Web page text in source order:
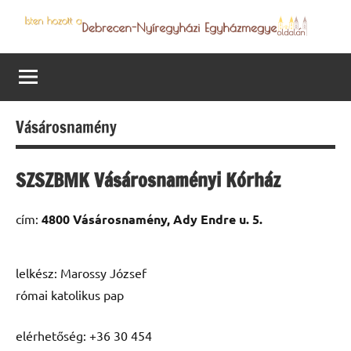
content
Debrecen-
Nyíregyházi
Egyházmegye
programjai
Vásárosnamény
SZSZBMK Vásárosnaményi Kórház
cím: 4800 Vásárosnamény, Ady Endre u. 5.
lelkész: Marossy József
római katolikus pap
elérhetőség: +36 30 454